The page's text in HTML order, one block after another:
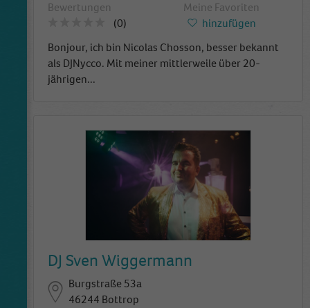
Bewertungen
(0)
Meine Favoriten
hinzufügen
Bonjour, ich bin Nicolas Chosson, besser bekannt
als DJNycco. Mit meiner mittlerweile über 20-
jährigen...
DJ Sven Wiggermann
Burgstraße 53a
46244 Bottrop